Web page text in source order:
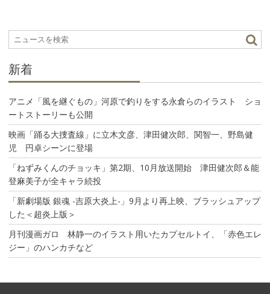
シ
ョ
新着
アニメ「風を継ぐもの」河原で釣りをする永倉らのイラスト ショ
ートストーリーも公開
映画「踊る大捜査線」に立木文彦、津田健次郎、関智一、野島健
児 円卓シーンに登場
「ねずみくんのチョッキ」第2期、10月放送開始 津田健次郎＆能
登麻美子が全キャラ続投
「新劇場版 銀魂 -吉原大炎上-」9月より再上映、ブラッシュアップ
した＜超炎上版＞
月刊漫画ガロ 林静一のイラスト用いたカプセルトイ、「赤色エレ
ジー」のハンカチなど